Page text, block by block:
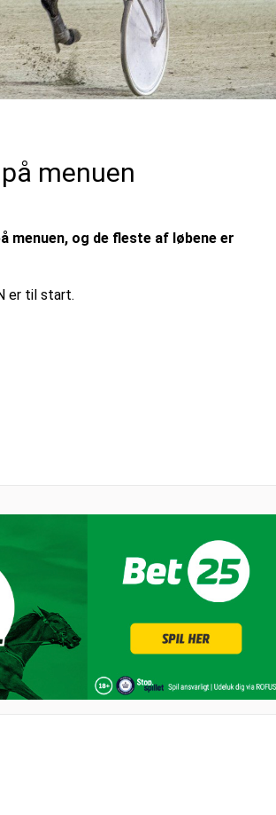
menuen
menuen, og de fleste af løbene er
er til start.